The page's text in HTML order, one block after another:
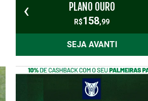
PLANO OURO
R$158,99
‹
SEJA AVANTI